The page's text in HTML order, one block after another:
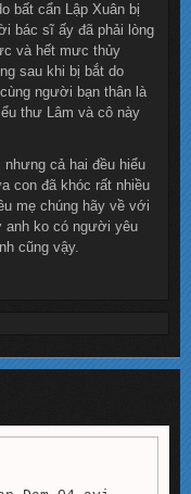
bất cẩn Lập Xuân bị
bác sĩ ấy đã phải lòng
và hết mưc thủy
sau khi bị bắt do
người bạn thân là
thư Lâm và cô này
cả hai đều hiểu
con đã khóc rất nhiều
mẹ chúng hãy về với
anh ko có người yêu
cũng vậy.